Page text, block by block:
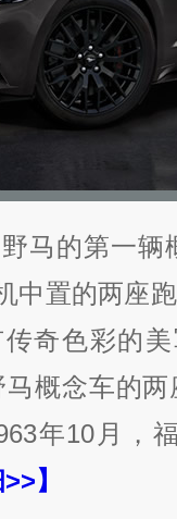
野马的第一
中置的两座
奇色彩的
概念车的
年10月，
】